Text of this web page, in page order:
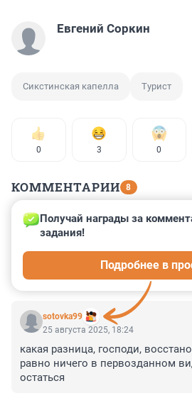
Евгений Соркин
Сикстинская капелла Турист
0 3 0
КОММЕНТАРИИ 8
Гость
25 августа 2025, 21:47
Все фрески отреставрированы,
ничего не осталось, видела все
sotovka99
Получай награды за
задания!
Подробнее в
25 августа 2025, 18:24
какая разница, господи,
равно ничего в первозданном
остаться